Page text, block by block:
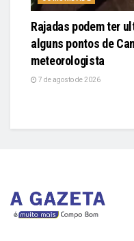
Rajadas podem ter
alguns pontos de
meteorologista
7 de agosto de 2026